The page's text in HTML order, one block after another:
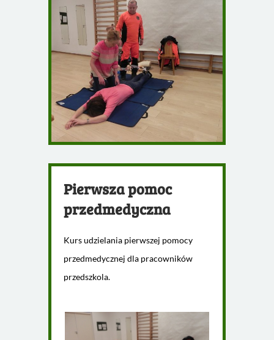
Pierwsza pomoc
przedmedyczna
Kurs udzielania pierwszej pomocy
przedmedycznej dla pracowników
przedszkola.